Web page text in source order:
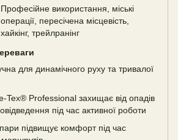
Професійне використання, міські
операції, пересічена місцевість,
хайкінг, трейлранінг
для динамічного руху та тривалої
Professional захищає від опадів
під час активної роботи
підвищує комфорт під час